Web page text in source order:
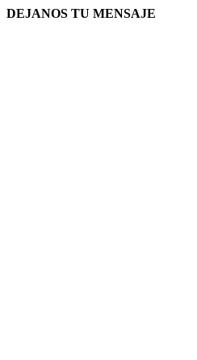
DEJANOS TU MENSAJE